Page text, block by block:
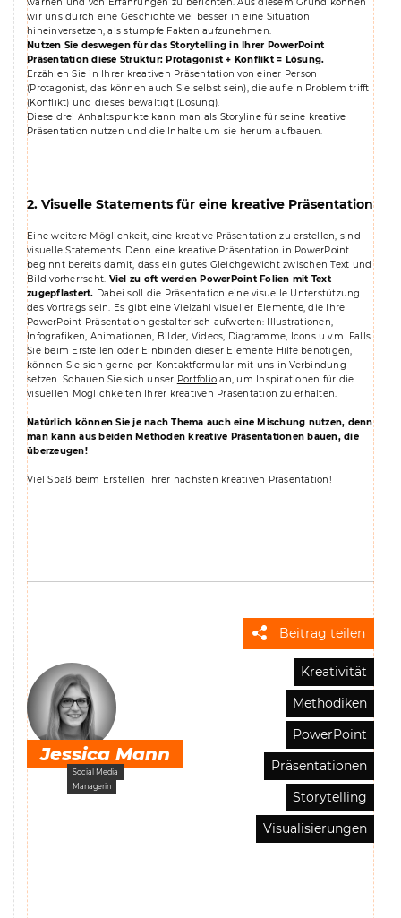
warnen und von Erfahrungen zu berichten. Aus diesem Grund können
wir uns durch eine Geschichte viel besser in eine Situation
hineinversetzen, als stumpfe Fakten aufzunehmen.
Nutzen Sie deswegen für das Storytelling in Ihrer PowerPoint
Präsentation diese Struktur: Protagonist + Konflikt = Lösung.
Erzählen Sie in Ihrer kreativen Präsentation von einer Person
(Protagonist, das können auch Sie selbst sein), die auf ein Problem trifft
(Konflikt) und dieses bewältigt (Lösung).
Diese drei Anhaltspunkte kann man als Storyline für seine kreative
Präsentation nutzen und die Inhalte um sie herum aufbauen.
2. Visuelle Statements für eine kreative Präsentation
Eine weitere Möglichkeit, eine kreative Präsentation zu erstellen, sind
visuelle Statements. Denn eine kreative Präsentation in PowerPoint
beginnt bereits damit, dass ein gutes Gleichgewicht zwischen Text und
Bild vorherrscht. Viel zu oft werden PowerPoint Folien mit Text
zugepflastert. Dabei soll die Präsentation eine visuelle Unterstützung
des Vortrags sein. Es gibt eine Vielzahl visueller Elemente, die Ihre
PowerPoint Präsentation gestalterisch aufwerten: Illustrationen,
Infografiken, Animationen, Bilder, Videos, Diagramme, Icons u.v.m. Falls
Sie beim Erstellen oder Einbinden dieser Elemente Hilfe benötigen,
können Sie sich gerne per Kontaktformular mit uns in Verbindung
setzen. Schauen Sie sich unser Portfolio an, um Inspirationen für die
visuellen Möglichkeiten Ihrer kreativen Präsentation zu erhalten.
Natürlich können Sie je nach Thema auch eine Mischung nutzen, denn
man kann aus beiden Methoden kreative Präsentationen bauen, die
überzeugen!
Viel Spaß beim Erstellen Ihrer nächsten kreativen Präsentation!
Jessica Mann
Social Media
Managerin
Beitrag teilen
Kreativität
Methodiken
PowerPoint
Präsentationen
Storytelling
Visualisierungen